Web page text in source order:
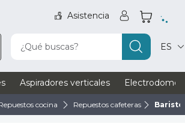
Asistencia
¿Qué buscas? ES
Aspiradores verticales
cocina Repuestos cafeteras